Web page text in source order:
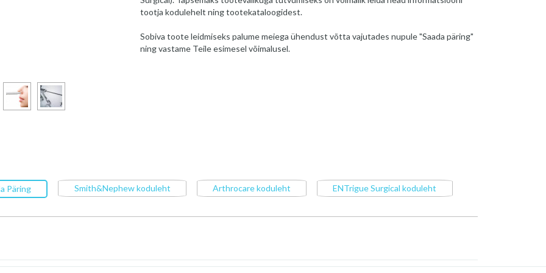
tootja kodulehelt ning tootekataloogidest.
Sobiva toote leidmiseks palume meiega ühendust võtta vajutades nupule "Saada päring"
ning vastame Teile esimesel võimalusel.
Päring Smith&Nephew koduleht Arthrocare koduleht ENTrigue Surgical koduleht